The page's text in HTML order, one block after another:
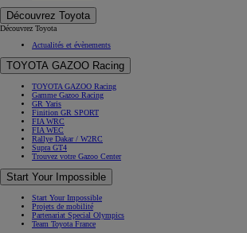
Découvrez Toyota
Découvrez Toyota
Actualités et évènements
TOYOTA GAZOO Racing
TOYOTA GAZOO Racing
Gamme Gazoo Racing
GR Yaris
Finition GR SPORT
FIA WRC
FIA WEC
Rallye Dakar / W2RC
Supra GT4
Trouvez votre Gazoo Center
Start Your Impossible
Start Your Impossible
Projets de mobilité
Partenariat Special Olympics
Team Toyota France